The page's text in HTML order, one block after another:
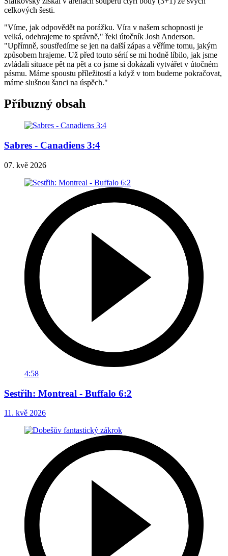
celkových šesti.
"Víme, jak odpovědět na porážku. Víra v našem schopnosti je
velká, odehrajeme to správně," řekl útočník Josh Anderson.
"Upřímně, soustředíme se jen na další zápas a věříme tomu, jakým
způsobem hrajeme. Už před touto sérií se mi hodně líbilo, jak jsme
zvládali situace pět na pět a co jsme si dokázali vytvářet v útočném
pásmu. Máme spoustu příležitostí a když v tom budeme pokračovat,
máme slušnou šanci na úspěch."
Příbuzný obsah
Sabres - Canadiens 3:4
07. kvě 2026
4:58
Sestřih: Montreal - Buffalo 6:2
11. kvě 2026